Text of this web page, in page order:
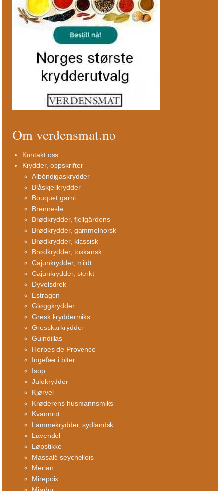
Om verdensmat.no
Kontakt oss
Krydder, oppskrifter
Albóndigaskrydder
Blåskjellkrydder
Bouquet garni
Brennesle
Brødkrydder, fjellgårdens
Brødkrydder, gammelnorsk
Brødkrydder, klassisk
Brødkrydder, toskansk
Cajunkrydder, mildt
Cajunkrydder, sterkt
Dyvelsdrek
Estragon
Gløggkrydder
Gresk kryddermiks
Gresskarkrydder
Guindillas
Herbes de Provence
Ingefær i biter
Isop
Julekrydder
Kjørvel
Krøderens husmannsmiks
Kvannrot
Lammekrydder, sydlandsk
Lavendel
Løpstikke
Massalé seychellois
Merian
Mirepoix
Mjødurt